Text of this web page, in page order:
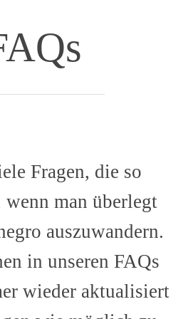
Fragen, die so
wenn man überlegt
auszuwandern.
in unseren FAQs
wieder aktualisiert